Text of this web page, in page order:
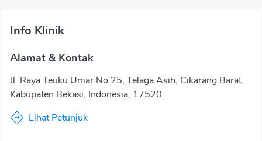
Info Klinik
Alamat & Kontak
Jl. Raya Teuku Umar No.25, Telaga Asih, Cikarang Barat,
Kabupaten Bekasi, Indonesia, 17520
Lihat Petunjuk